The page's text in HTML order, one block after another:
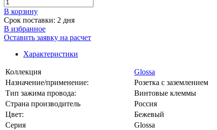
В корзинy
Срок поставки: 2 дня
В избранное
Оставить заявку на расчет
Характеристики
Коллекция
Glossa
Назначение/применение:
Розетка с заземлением
Тип зажима провода:
Винтовые клеммы
Страна производитель
Россия
Цвет:
Бежевый
Серия
Glossa